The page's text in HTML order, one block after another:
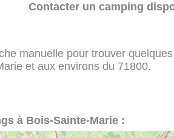
Contacter un camping
manuelle pour trouver
et aux environs du 71800.
à Bois-Sainte-Marie :